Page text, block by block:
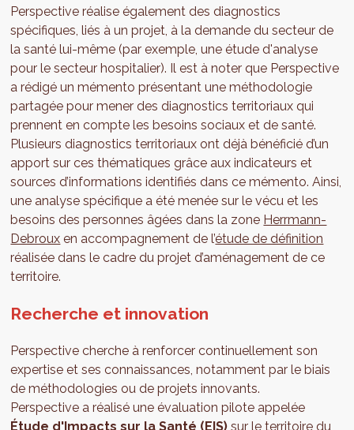
Perspective réalise également des diagnostics
spécifiques, liés à un projet, à la demande du secteur de
la santé lui-même (par exemple, une étude d'analyse
pour le secteur hospitalier). Il est à noter que Perspective
a rédigé un mémento présentant une méthodologie
partagée pour mener des diagnostics territoriaux qui
prennent en compte les besoins sociaux et de santé.
Plusieurs diagnostics territoriaux ont déjà bénéficié d’un
apport sur ces thématiques grâce aux indicateurs et
sources d’informations identifiés dans ce mémento. Ainsi,
une analyse spécifique a été menée sur le vécu et les
besoins des personnes âgées dans la zone Herrmann-
Debroux en accompagnement de l’étude de définition
réalisée dans le cadre du projet d’aménagement de ce
territoire.
Recherche et innovation
Perspective cherche à renforcer continuellement son
expertise et ses connaissances, notamment par le biais
de méthodologies ou de projets innovants.
Perspective a réalisé une évaluation pilote appelée
Étude d'Impacts sur la Santé (EIS) sur le territoire du